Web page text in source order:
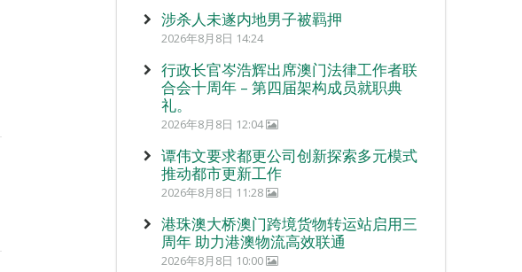
涉杀人未遂内地男子被羁押
2026年8月8日 14:24
行政长官岑浩辉出席澳门法律工作者联
合会十周年 – 第四届架构成员就职典
礼。
2026年8月8日 12:04
谭伟文要求都更公司创新探索多元模式
推动都市更新工作
2026年8月8日 11:28
港珠澳大桥澳门跨境货物转运站启用三
周年 助力港澳物流高效联通
2026年8月8日 10:00